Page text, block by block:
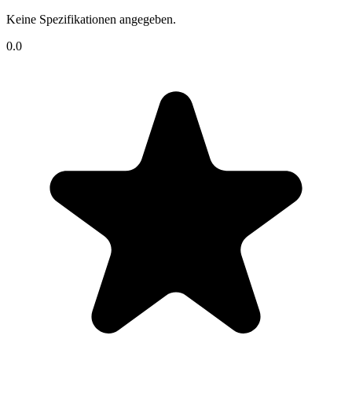
Keine Spezifikationen angegeben.
0.0